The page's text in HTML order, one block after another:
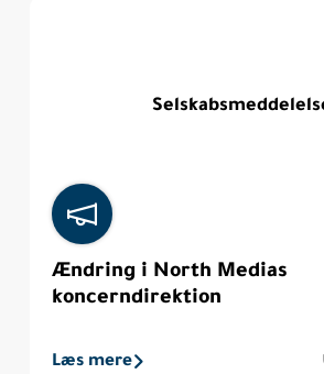
Ændring i North Medias
koncerndirektion
Læs mere